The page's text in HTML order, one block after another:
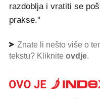
razdoblja i vratiti se
prakse."
Znate li nešto više o
tekstu? Kliknite ovdje.